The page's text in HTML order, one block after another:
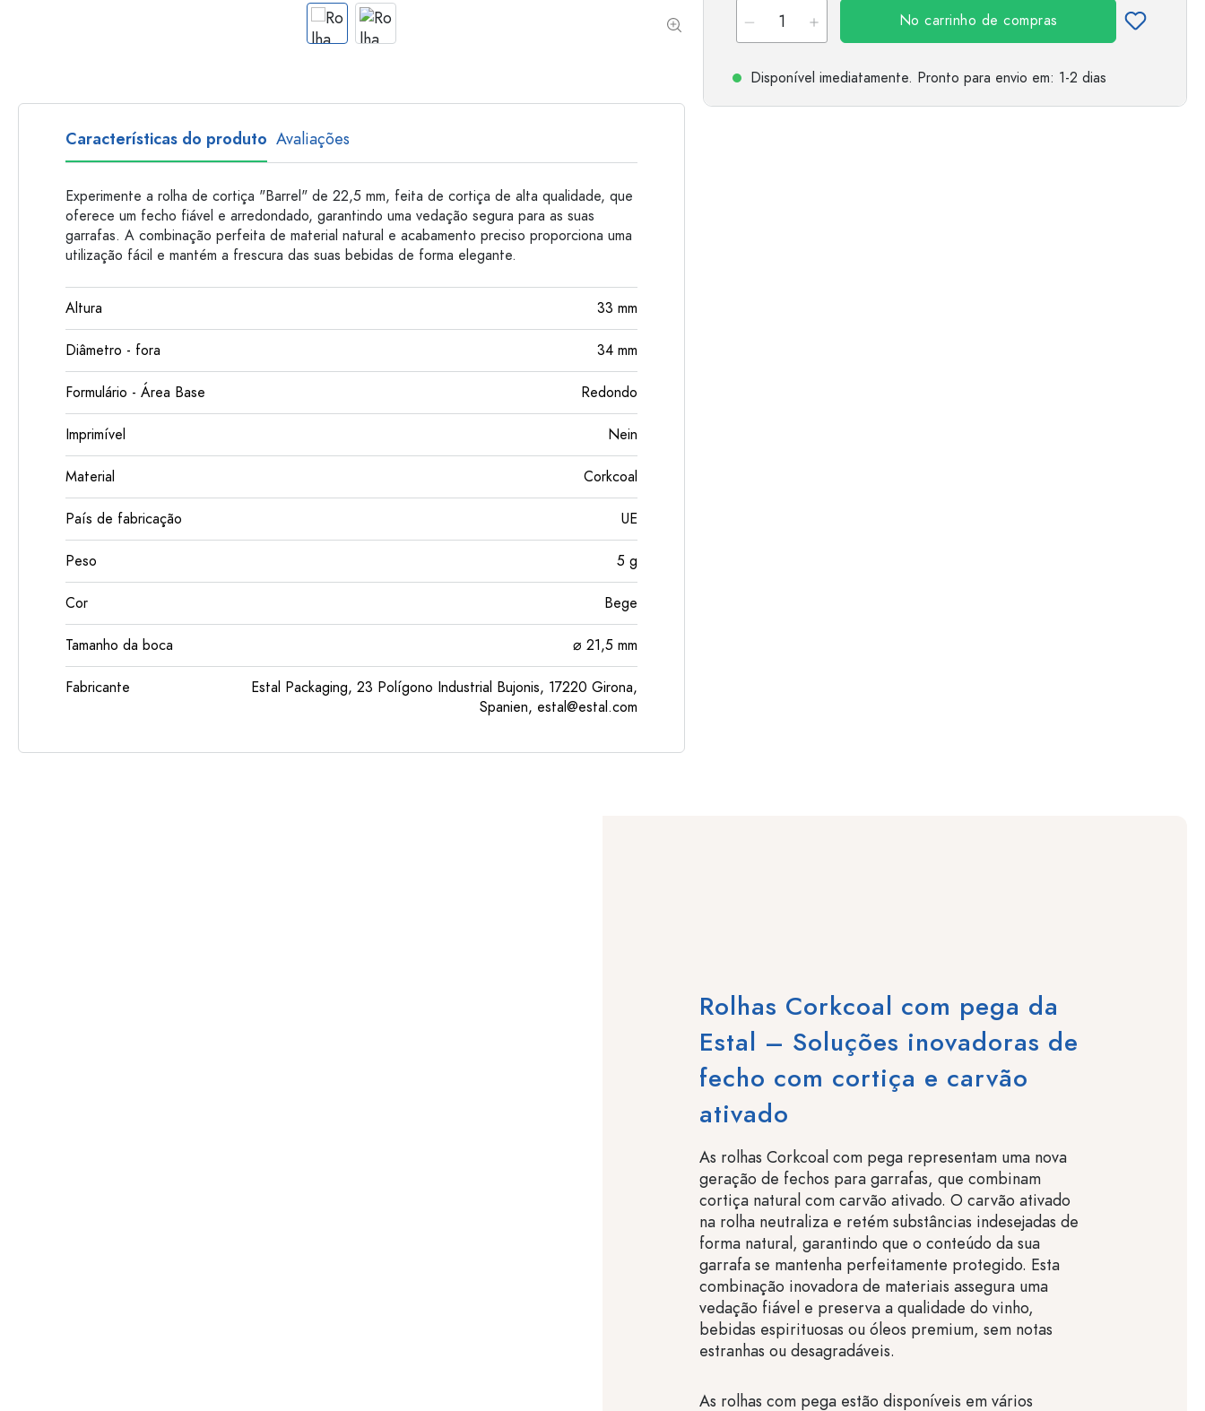
Garrafas de plastico
No carrinho de compras
Disponível imediatamente. Pronto para envio em: 1-2 dias
Características do produto Avaliações
Experimente a rolha de cortiça "Barrel" de 22,5 mm, feita de cortiça de alta qualidade, que
oferece um fecho fiável e arredondado, garantindo uma vedação segura para as suas
garrafas. A combinação perfeita de material natural e acabamento preciso proporciona uma
utilização fácil e mantém a frescura das suas bebidas de forma elegante.
Altura 33 mm
Diâmetro - fora 34 mm
Formulário - Área Base Redondo
Imprimível Nein
Material Corkcoal
País de fabricação UE
Peso 5 g
Cor Bege
Tamanho da boca ⌀ 21,5 mm
Fabricante
Estal Packaging, 23 Polígono Industrial Bujonis, 17220 Girona,
Spanien, estal@estal.com
Rolhas Corkcoal com pega da
Estal – Soluções inovadoras de
fecho com cortiça e carvão
ativado
As rolhas Corkcoal com pega representam uma nova
geração de fechos para garrafas, que combinam
cortiça natural com carvão ativado. O carvão ativado
na rolha neutraliza e retém substâncias indesejadas de
forma natural, garantindo que o conteúdo da sua
garrafa se mantenha perfeitamente protegido. Esta
combinação inovadora de materiais assegura uma
vedação fiável e preserva a qualidade do vinho,
bebidas espirituosas ou óleos premium, sem notas
estranhas ou desagradáveis.
As rolhas com pega estão disponíveis em vários